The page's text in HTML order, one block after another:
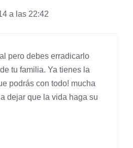
a las 22:42
pero debes erradicarlo
tu familia. Ya tienes la
podrás con todo! mucha
dejar que la vida haga su